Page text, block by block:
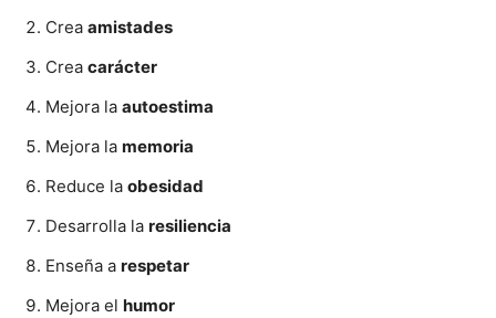
Crea amistades
Crea carácter
Mejora la autoestima
Mejora la memoria
Reduce la obesidad
Desarrolla la resiliencia
Enseña a respetar
Mejora el humor